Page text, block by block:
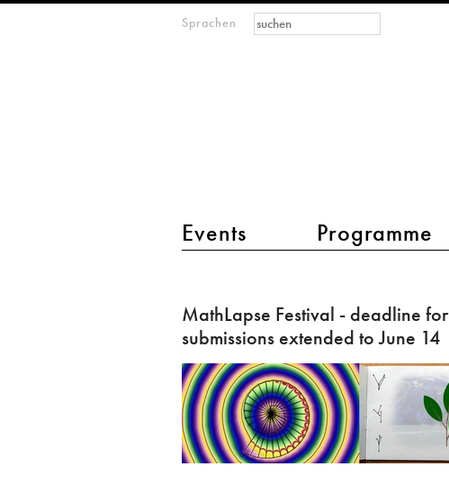
Sprachen
Hauptmenü 2
Events Programme
Suchformular
Suche
Festival
-
deadline
for
submissions
extended
to
MathLapse Festival - deadline for
submissions extended to June 14